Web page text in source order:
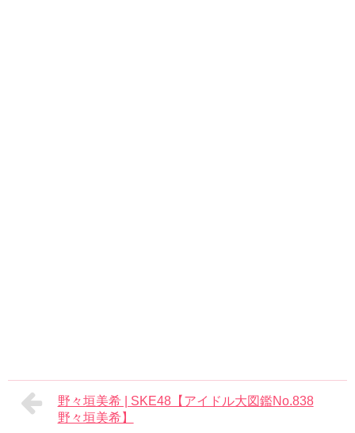
野々垣美希 | SKE48【アイドル大図鑑No.838
野々垣美希】